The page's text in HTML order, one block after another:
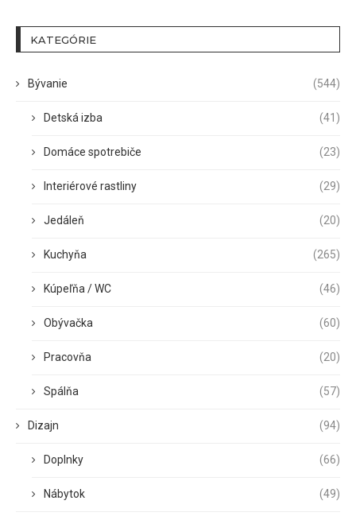
KATEGÓRIE
Bývanie (544)
Detská izba (41)
Domáce spotrebiče (23)
Interiérové rastliny (29)
Jedáleň (20)
Kuchyňa (265)
Kúpeľňa / WC (46)
Obývačka (60)
Pracovňa (20)
Spálňa (57)
Dizajn (94)
Doplnky (66)
Nábytok (49)